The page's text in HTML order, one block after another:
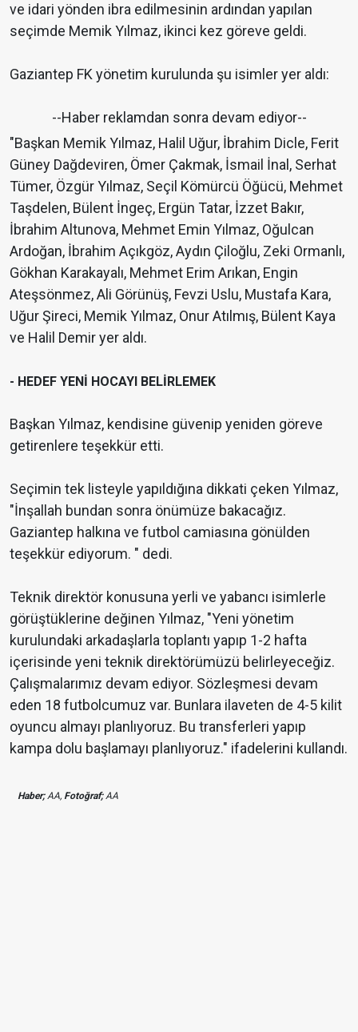
ve idari yönden ibra edilmesinin ardından yapılan
seçimde Memik Yılmaz, ikinci kez göreve geldi.
Gaziantep FK yönetim kurulunda şu isimler yer aldı:
--Haber reklamdan sonra devam ediyor--
"Başkan Memik Yılmaz, Halil Uğur, İbrahim Dicle, Ferit
Güney Dağdeviren, Ömer Çakmak, İsmail İnal, Serhat
Tümer, Özgür Yılmaz, Seçil Kömürcü Öğücü, Mehmet
Taşdelen, Bülent İngeç, Ergün Tatar, İzzet Bakır,
İbrahim Altunova, Mehmet Emin Yılmaz, Oğulcan
Ardoğan, İbrahim Açıkgöz, Aydın Çiloğlu, Zeki Ormanlı,
Gökhan Karakayalı, Mehmet Erim Arıkan, Engin
Ateşsönmez, Ali Görünüş, Fevzi Uslu, Mustafa Kara,
Uğur Şireci, Memik Yılmaz, Onur Atılmış, Bülent Kaya
ve Halil Demir yer aldı.
- HEDEF YENİ HOCAYI BELİRLEMEK
Başkan Yılmaz, kendisine güvenip yeniden göreve
getirenlere teşekkür etti.
Seçimin tek listeyle yapıldığına dikkati çeken Yılmaz,
"İnşallah bundan sonra önümüze bakacağız.
Gaziantep halkına ve futbol camiasına gönülden
teşekkür ediyorum. " dedi.
Teknik direktör konusuna yerli ve yabancı isimlerle
görüştüklerine değinen Yılmaz, "Yeni yönetim
kurulundaki arkadaşlarla toplantı yapıp 1-2 hafta
içerisinde yeni teknik direktörümüzü belirleyeceğiz.
Çalışmalarımız devam ediyor. Sözleşmesi devam
eden 18 futbolcumuz var. Bunlara ilaveten de 4-5 kilit
oyuncu almayı planlıyoruz. Bu transferleri yapıp
kampa dolu başlamayı planlıyoruz." ifadelerini kullandı.
Haber;AA, Fotoğraf;AA